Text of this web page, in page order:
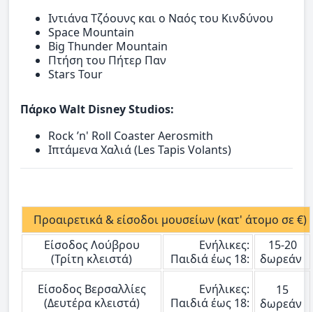
Ιντιάνα Τζόουνς και ο Ναός του Κινδύνου
Space Mountain
Big Thunder Mountain
Πτήση του Πήτερ Παν
Stars Tour
Πάρκο Walt Disney Studios:
Rock ’n' Roll Coaster Aerosmith
Ιπτάμενα Χαλιά (Les Tapis Volants)
Προαιρετικά & είσοδοι μουσείων (κατ' άτομο σε €)
Είσοδος Λούβρου
(Τρίτη κλειστά)
Ενήλικες:
Παιδιά έως 18:
15-20
δωρεάν
Είσοδος Βερσαλλίες
(Δευτέρα κλειστά)
Ενήλικες:
Παιδιά έως 18:
15
δωρεάν